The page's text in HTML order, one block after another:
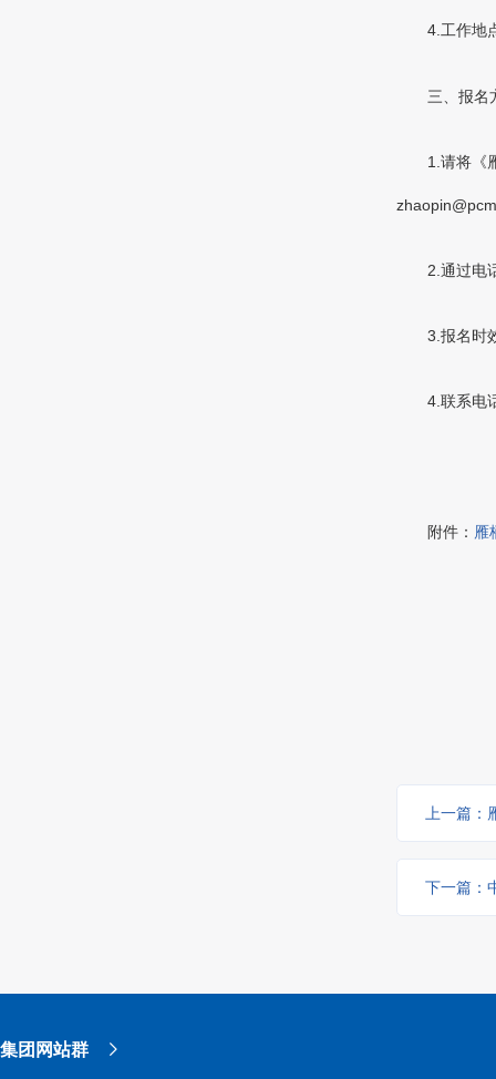
4.工作地
三、报名
1.请将《
2.通过电
3.报名时
4.联系电
附件： 雁
上一篇
下一篇：
集团网站群